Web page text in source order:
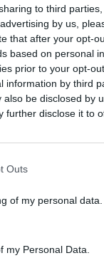
to third
by us,
that after your opt-
based on personal
prior to your opt-
by third
be disclosed by
further disclose it to
Outs
of my personal data.
my Personal Data.